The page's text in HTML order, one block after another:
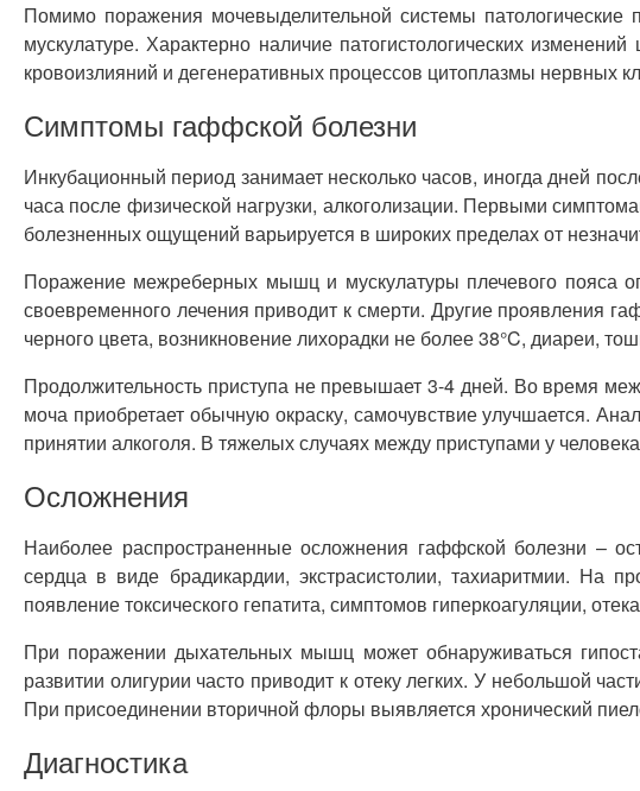
Помимо поражения мочевыделительной системы патологические
мускулатуре. Характерно наличие патогистологических
кровоизлияний и дегенеративных процессов цитоплазмы нервных
Симптомы гаффской болезни
Инкубационный период занимает несколько часов, иногда дней
часа после физической нагрузки, алкоголизации. Первыми
болезненных ощущений варьируется в широких пределах от
Поражение межреберных мышц и мускулатуры плечевого пояса
своевременного лечения приводит к смерти. Другие проявления
черного цвета, возникновение лихорадки не более 38°C, диареи,
Продолжительность приступа не превышает 3-4 дней. Во время
моча приобретает обычную окраску, самочувствие улучшается.
принятии алкоголя. В тяжелых случаях между приступами у
Осложнения
Наиболее распространенные осложнения гаффской болезни –
сердца в виде брадикардии, экстрасистолии, тахиаритмии. На
появление токсического гепатита, симптомов гиперкоагуляции,
При поражении дыхательных мышц может обнаруживаться
развитии олигурии часто приводит к отеку легких. У небольшой
При присоединении вторичной флоры выявляется хронический
Диагностика